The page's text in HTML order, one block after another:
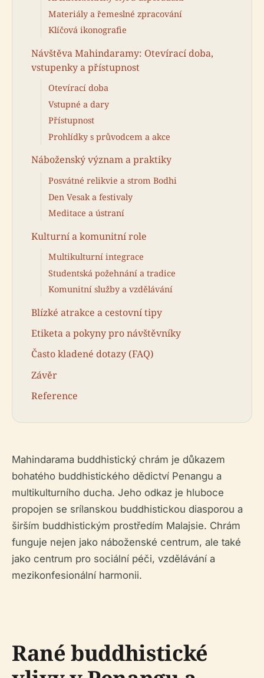
Materiály a řemeslné zpracování
Klíčová ikonografie
Návštěva Mahindaramy: Otevírací doba,
vstupenky a přístupnost
Otevírací doba
Vstupné a dary
Přístupnost
Prohlídky s průvodcem a akce
Náboženský význam a praktiky
Posvátné relikvie a strom Bodhi
Den Vesak a festivaly
Meditace a ústraní
Kulturní a komunitní role
Multikulturní integrace
Studentská požehnání a tradice
Komunitní služby a vzdělávání
Blízké atrakce a cestovní tipy
Etiketa a pokyny pro návštěvníky
Často kladené dotazy (FAQ)
Závěr
Reference
Mahindarama buddhistický chrám je důkazem
bohatého buddhistického dědictví Penangu a
multikulturního ducha. Jeho odkaz je hluboce
propojen se srílanskou buddhistickou diasporou a
širším buddhistickým prostředím Malajsie. Chrám
funguje nejen jako náboženské centrum, ale také
jako centrum pro sociální péči, vzdělávání a
mezikonfesionální harmonii.
Rané buddhistické